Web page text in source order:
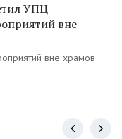
УПЦ
вне
вне храмов